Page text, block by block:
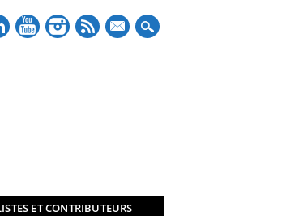
mail
ET CONTRIBUTEURS